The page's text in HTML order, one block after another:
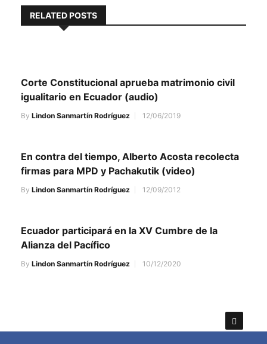
RELATED POSTS
Corte Constitucional aprueba matrimonio civil
igualitario en Ecuador (audio)
By Lindon Sanmartín Rodríguez 12/06/2019
En contra del tiempo, Alberto Acosta recolecta
firmas para MPD y Pachakutik (video)
By Lindon Sanmartín Rodríguez 12/09/2012
Ecuador participará en la XV Cumbre de la
Alianza del Pacífico
By Lindon Sanmartín Rodríguez 10/12/2020